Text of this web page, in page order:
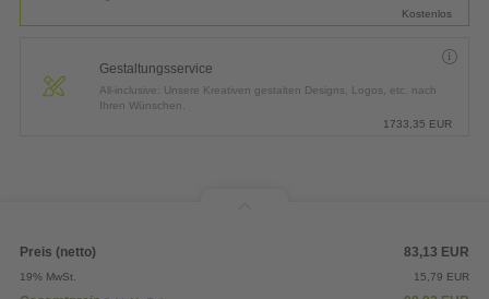
Kostenlos
Gestaltungsservice
All-inclusive: Unsere Kreativen gestalten Designs, Logos, etc. nach
Ihren Wünschen.
1733,35 EUR
Preis (netto) 83,13 EUR
19% MwSt. 15,79 EUR